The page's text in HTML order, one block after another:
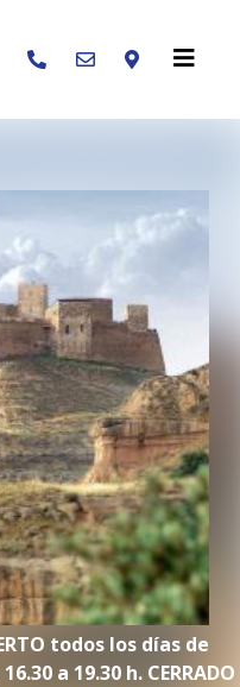
Buscar
todos los días de
a 19.30 h. CERRADO